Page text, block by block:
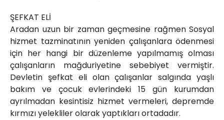
ŞEFKAT ELİ
Aradan uzun bir zaman geçmesine rağmen Sosyal
hizmet tazminatının yeniden çalışanlara ödenmesi
için her hangi bir düzenleme yapılmamış olması
çalışanların mağduriyetine sebebiyet vermiştir.
Devletin şefkat eli olan çalışanlar salgında yaşlı
bakım ve çocuk evlerindeki 15 gün kurumdan
ayrılmadan kesintisiz hizmet vermeleri, depremde
kırmızı yelekliler olarak yaptıkları ortadadır.